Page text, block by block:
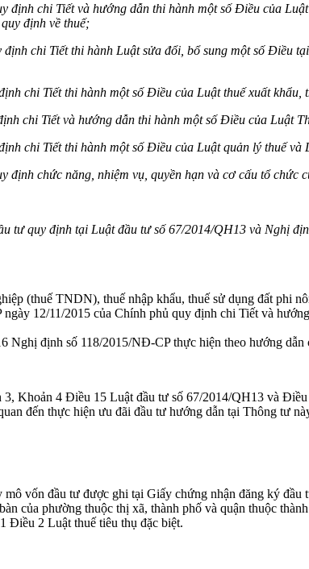
định chi Tiết và hướng dẫn thi hành một số Điều của
định về thuế;
chi Tiết thi hành Luật sửa đổi, bổ sung một sốĐiều tại
chi Tiết thi hành một số Điều của Luật thuế xuất khẩu,
chi Tiết và hướng dẫn thi hành một số Điều của Luật
chi Tiết thi hành một số Điều của Luật quản lý thuế và
định chức năng, nhiệm vụ, quyền hạn và cơ cấu tổ chức
u tư quy định tại Luật đầu tư số 67/2014/QH13 và Nghị
(thuế TNDN), thuế nhập khẩu, thuế sử dụng đất phi
12/11/2015 của Chính phủ quy định chi Tiết và
định số 118/2015/NĐ-CP thực hiện theo hướng dẫn
Khoản 4 Điều 15 Luật đầu tư số 67/2014/QH13 và
đến thực hiện ưu đãi đầu tư hướng dẫn tại Thông tư
vốn đầu tư được ghi tại Giấy chứng nhận đăng ký đầu
của phường thuộc thị xã, thành phố và quận thuộc
Điều 2 Luật thuế tiêu thụ đặc biệt.